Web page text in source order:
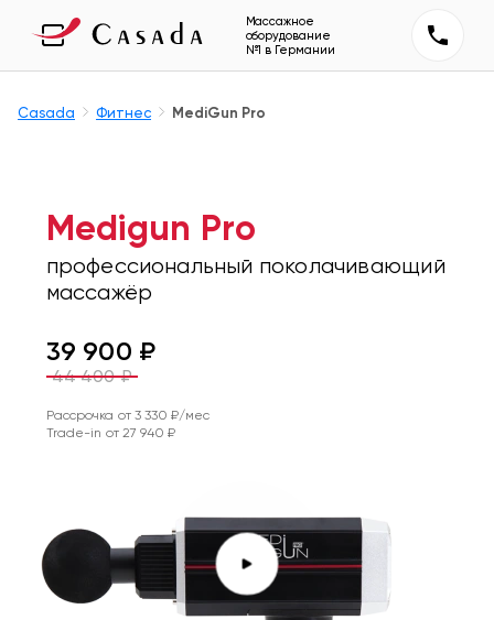
Массажное
оборудование
№1 в Германии
Casada Фитнес MediGun Pro
Medigun Pro
профессиональный поколачивающий
массажёр
39 900 ₽
44 400₽
Рассрочка от3 330 ₽/мес
Trade-in от 27 940 ₽